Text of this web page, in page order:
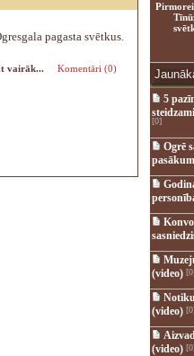
pagasta svētkus.
vairāk... Komentāri (0)
5
[0]
Ogrē
(video)
(video)
(video)